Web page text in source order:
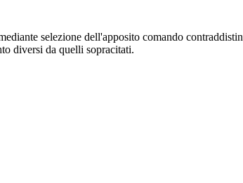
selezione dell'apposito comando
diversi da quelli sopracitati.